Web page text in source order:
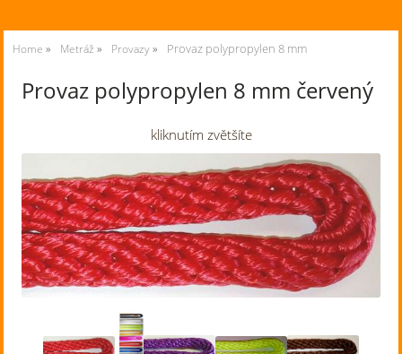
Home Metráž Provazy Provaz polypropylen 8 mm
Provaz polypropylen 8 mm červený
kliknutím zvětšíte